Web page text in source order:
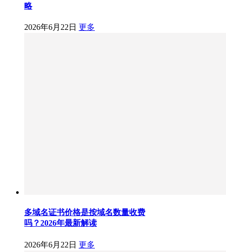
略
2026年6月22日 更多
多域名证书价格是按域名数量收费
吗？2026年最新解读
2026年6月22日 更多